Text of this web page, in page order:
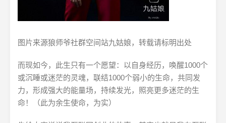
图片来源狼师爷社群空间站九姑娘，转载请标明出处
而现如今，此生只有一个愿望：以自身经历，唤醒1000个
或沉睡或迷茫的灵魂，联结1000个弱小的生命，共同发
力，形成强大的能量场，持续发光，照亮更多迷茫的生
命！（此为余生使命，为实）